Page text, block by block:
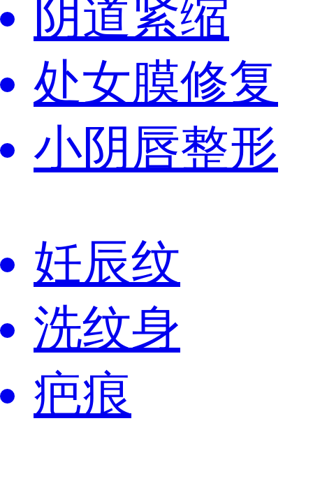
阴道紧缩
处女膜修复
小阴唇整形
妊辰纹
洗纹身
疤痕